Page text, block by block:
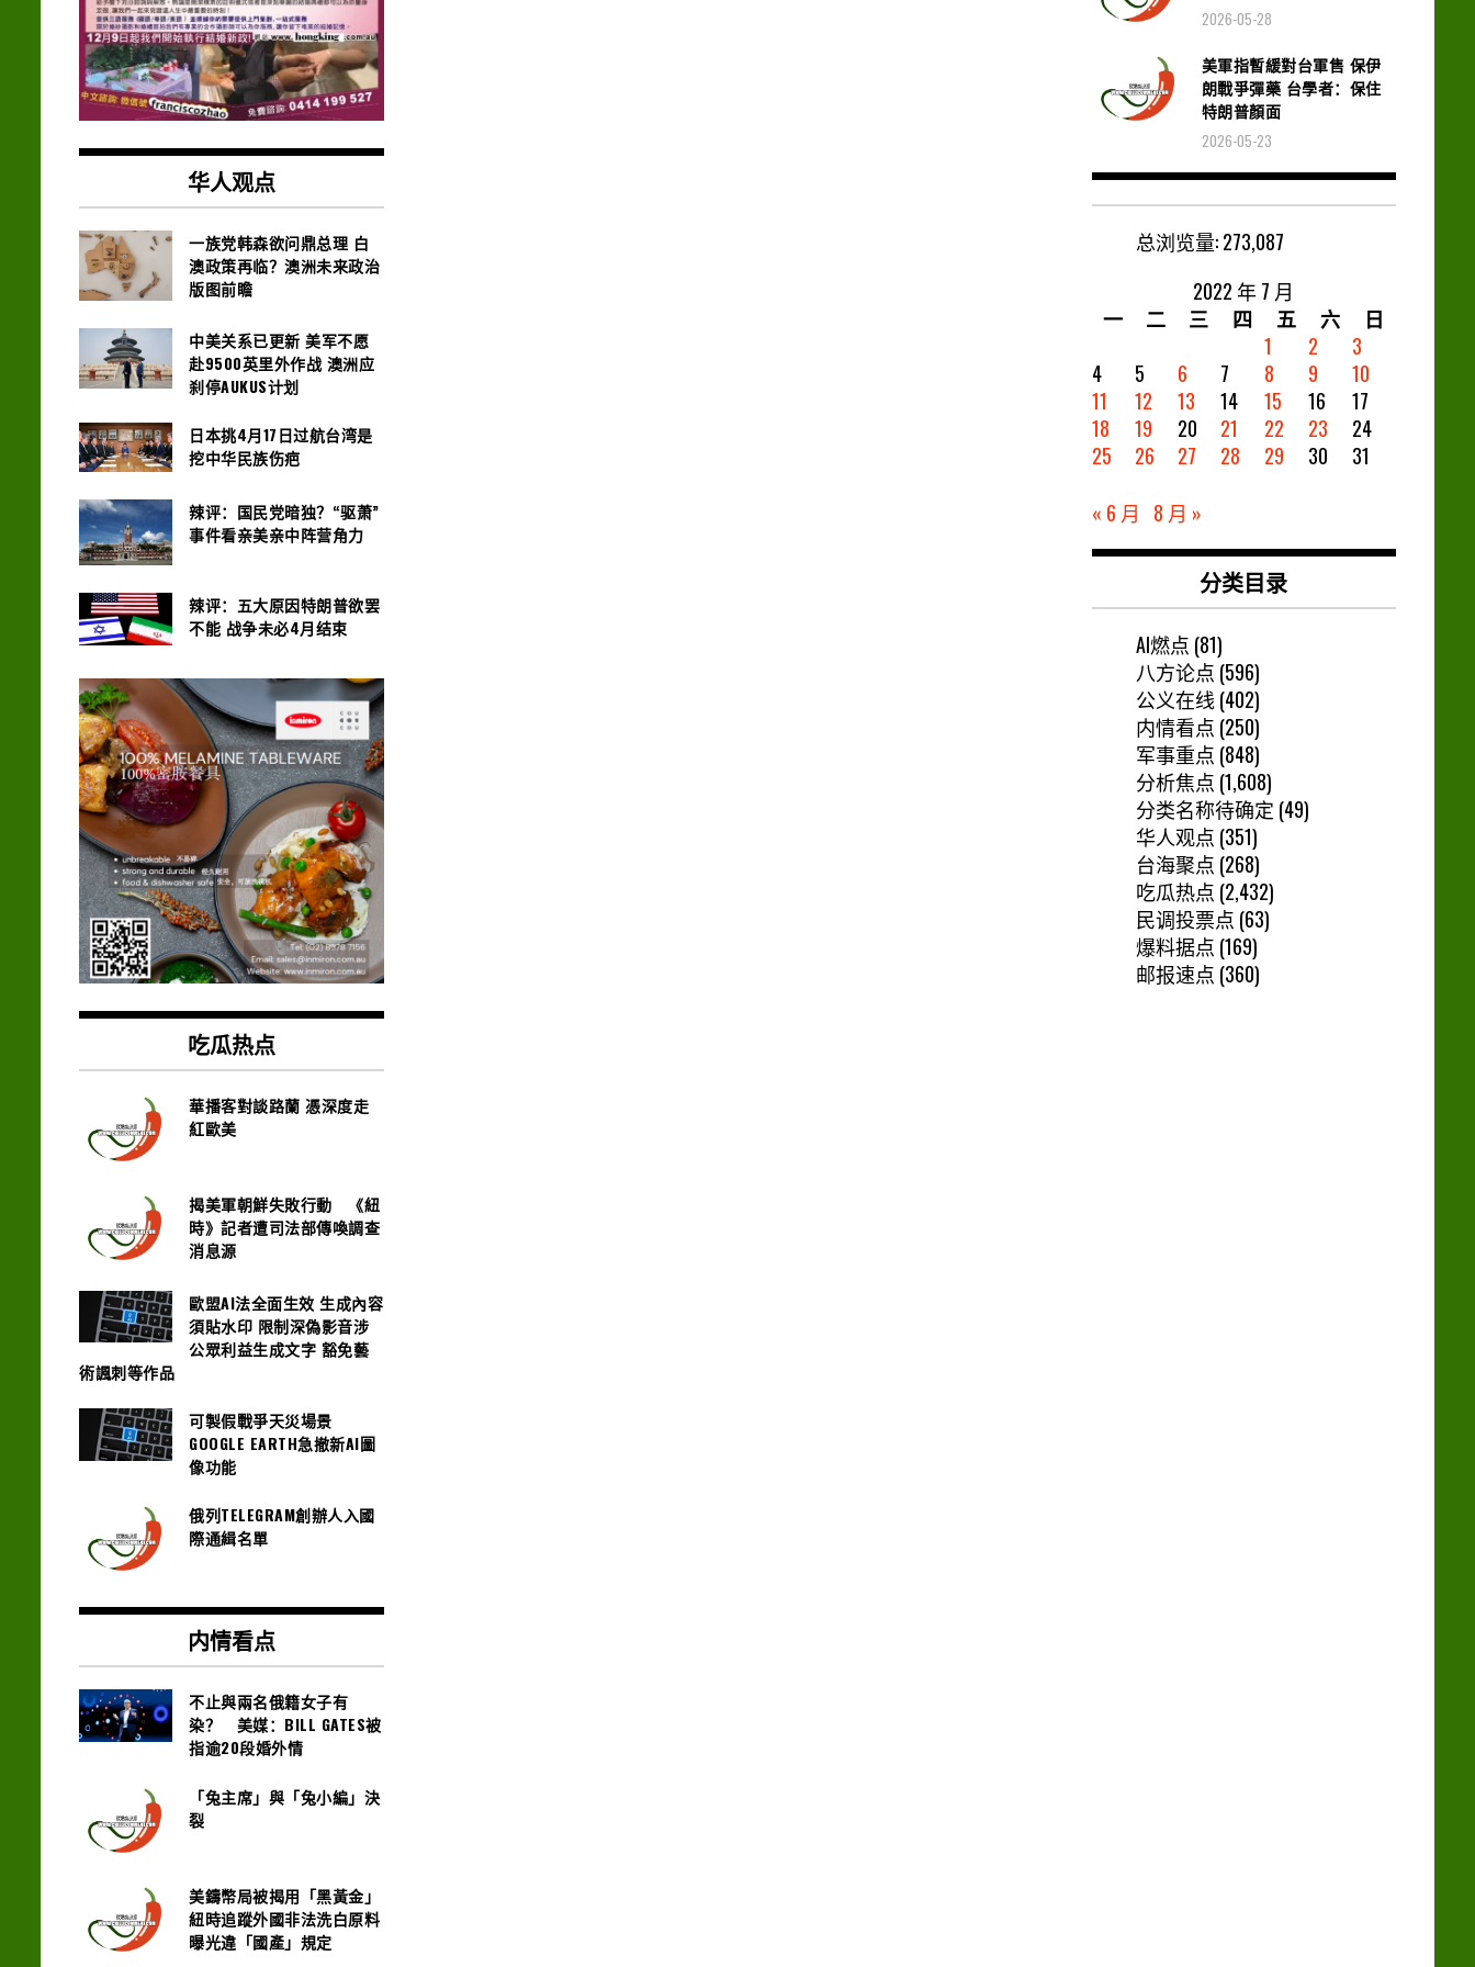
华人观点
一族党韩森欲问鼎总理 白
澳政策再临？澳洲未来政治
版图前瞻
中美关系已更新 美军不愿
赴9500英里外作战 澳洲应
刹停AUKUS计划
日本挑4月17日过航台湾是
挖中华民族伤疤
辣评：国民党暗独？“驱萧”
事件看亲美亲中阵营角力
辣评：五大原因特朗普欲罢
不能 战争未必4月结束
吃瓜热点
華播客對談路蘭 憑深度走
紅歐美
揭美軍朝鮮失敗行動 《紐
時》記者遭司法部傳喚調查
消息源
歐盟AI法全面生效 生成內容
須貼水印 限制深偽影音涉
公眾利益生成文字 豁免藝
術諷刺等作品
可製假戰爭天災場景
GOOGLE EARTH急撤新AI圖
像功能
俄列TELEGRAM創辦人入國
際通緝名單
内情看点
不止與兩名俄籍女子有
染？ 美媒：BILL GATES被
指逾20段婚外情
「兔主席」與「兔小編」決
裂
美鑄幣局被揭用「黑黃金」
紐時追蹤外國非法洗白原料
曝光違「國產」規定
2026-05-28
美軍指暫緩對台軍售 保伊
朗戰爭彈藥 台學者：保住
特朗普顏面
2026-05-23
总浏览量:273,087
2022 年 7 月
一
二 三 四 五 六
日
1
2
3
4
5 6 7 8 9
10
11
12 13 14 15 16
17
18
19 20 21 22 23
24
25
26 27 28 29 30
31
« 6 月
8 月 »
分类目录
AI燃点 (81)
八方论点 (596)
公义在线(402)
内情看点 (250)
军事重点 (848)
分析焦点 (1,608)
分类名称待确定 (49)
华人观点 (351)
台海聚点 (268)
吃瓜热点 (2,432)
民调投票点 (63)
爆料据点 (169)
邮报速点 (360)